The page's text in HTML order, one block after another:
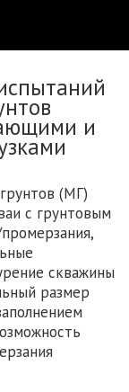
и
(МГ)
с грунтовым
скважины
размер